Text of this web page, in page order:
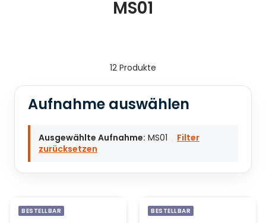
MS01
12 Produkte
Aufnahme auswählen
Ausgewählte Aufnahme: MS01
Filter
zurücksetzen
BESTELLBAR BESTELLBAR